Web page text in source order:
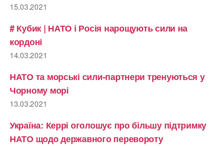
15.03.2021
# Кубик | НАТО і Росія нарощують сили на
кордоні
14.03.2021
НАТО та морські сили-партнери тренуються у
Чорному морі
13.03.2021
Україна: Керрі оголошує про більшу підтримку
НАТО щодо державного перевороту